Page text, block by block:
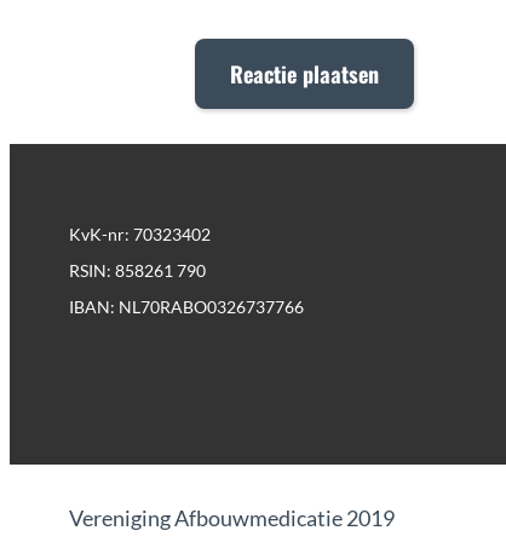
KvK-nr: 70323402
RSIN: 858261 790
IBAN: NL70RABO0326737766
Vereniging Afbouwmedicatie 2019